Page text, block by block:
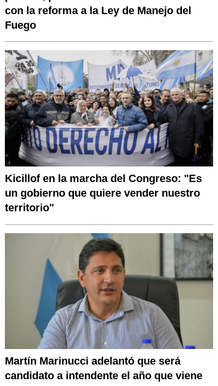
con la reforma a la Ley de Manejo del
Fuego
Kicillof en la marcha del Congreso: "Es
un gobierno que quiere vender nuestro
territorio"
Martín Marinucci adelantó que será
candidato a intendente el año que viene